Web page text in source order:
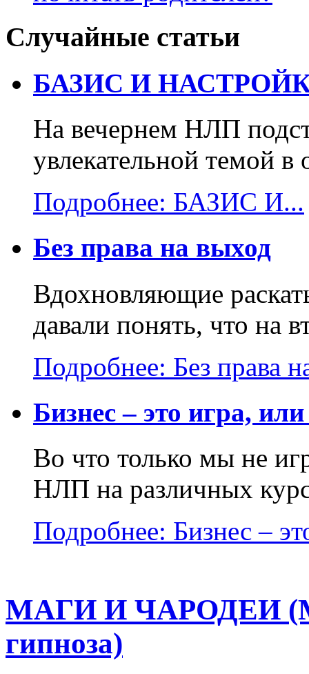
Случайные статьи
БАЗИС И
На вечернем НЛП
увлекательной темой
Подробнее: БАЗИС И...
Без права на выход
Вдохновляющие
давали понять, что на
Подробнее: Без права
Бизнес – это игра,
Во что только мы не
НЛП на различных
Подробнее: Бизнес –
МАГИ И ЧАРОДЕИ
гипноза)